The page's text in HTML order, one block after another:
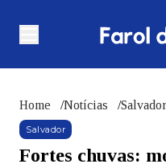
Home /Notícias /Salvador
Salvador
Fortes chuvas: